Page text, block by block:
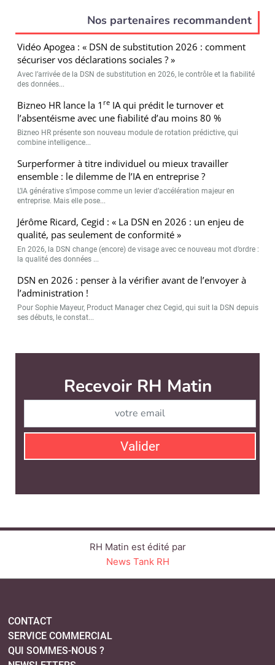
Nos partenaires recommandent
Vidéo Apogea : « DSN de substitution 2026 : comment
sécuriser vos déclarations sociales ? »
Avec l’arrivée de la DSN de substitution en 2026, le contrôle et la fiabilité
des données...
Bizneo HR lance la 1 re IA qui prédit le turnover et
l’absentéisme avec une fiabilité d’au moins 80 %
Bizneo HR présente son nouveau module de rotation prédictive, qui
combine intelligence...
Surperformer à titre individuel ou mieux travailler
ensemble : le dilemme de l’IA en entreprise ?
L’IA générative s’impose comme un levier d’accélération majeur en
entreprise. Mais elle pose...
Jérôme Ricard, Cegid : « La DSN en 2026 : un enjeu de
qualité, pas seulement de conformité »
En 2026, la DSN change (encore) de visage avec ce nouveau mot d’ordre :
la qualité des données ...
DSN en 2026 : penser à la vérifier avant de l’envoyer à
l’administration !
Pour Sophie Mayeur, Product Manager chez Cegid, qui suit la DSN depuis
ses débuts, le constat...
RH Matin est édité par
QUI SOMMES-NOUS ?
LINKEDINTWITTERFACEBOOK
MENTIONS LÉGALES
POLITIQUE DE CONFIDENTIALITÉ
COOKIES